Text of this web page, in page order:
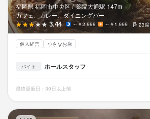
福岡県 福岡市中央区 / 薬院大通駅 147m
カフェ、カレー、ダイニングバー
3.44 ～￥2,999 ～￥1,999 23席
個人経営 小さなお店
バイト ホールスタッフ
最終更新日：30日以上前